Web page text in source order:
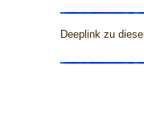
Deeplink zu